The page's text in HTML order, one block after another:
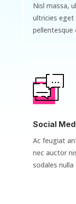
Nisl massa,
ultricies eget
pellentesque
Social
Ac feugiat
nec auctor
sodales nulla